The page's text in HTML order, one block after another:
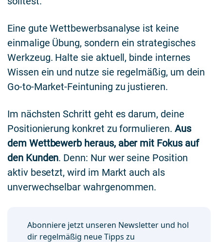
Eine gute Wettbewerbsanalyse ist keine
einmalige Übung, sondern ein strategisches
Werkzeug. Halte sie aktuell, binde internes
Wissen ein und nutze sie regelmäßig, um dein
Go-to-Market-Feintuning zu justieren.
Im nächsten Schritt geht es darum, deine
Positionierung konkret zu formulieren. Aus
dem Wettbewerb heraus, aber mit Fokus auf
den Kunden. Denn: Nur wer seine Position
aktiv besetzt, wird im Markt auch als
unverwechselbar wahrgenommen.
Abonniere jetzt unseren Newsletter und hol
dir regelmäßig neue Tipps zu